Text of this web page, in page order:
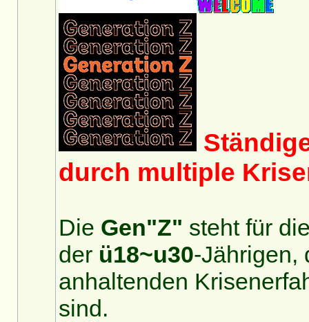
durch multiple
Die Gen"Z" steht für
der ü18~u30-Jährigen,
anhaltenden
sind.